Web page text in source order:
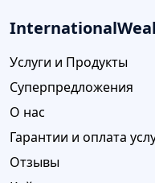
Услуги и Продукты
Суперпредложения
О нас
Гарантии и оплата
Отзывы